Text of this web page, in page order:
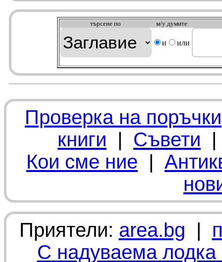
търсeне по м/у думите
и или
Проверка на поръчки
книги | Съвети
Кои сме ние |
Приятели: area.bg |
С надуваема лодка